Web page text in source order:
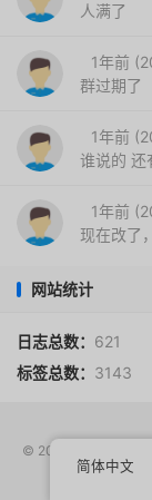
人满了
1年前
群过期了
1年前
谁说的 还
1年前
现在改了
网站统计
日志总数： 621
标签总数： 3143
© 2017-2026
请求次数：
简体中文